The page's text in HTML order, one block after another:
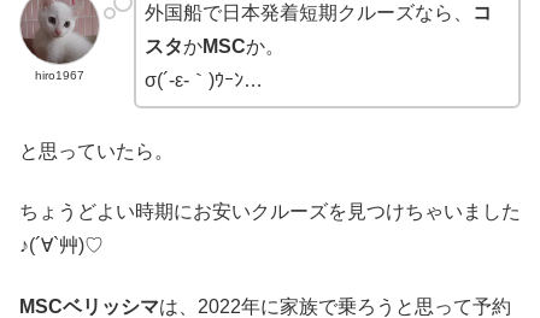
hiro1967
外国船で日本発着短期クルーズなら、
コ
スタかMSCか。
σ(´-ε-｀)ｳｰﾝ…
と思っていたら。
ちょうどよい時期にお安いクルーズを見つけちゃいました
♪(´∀`艸)♡
MSCベリッシマは、2022年に家族で乗ろうと思って予約